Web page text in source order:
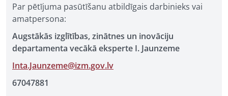
Par pētījuma pasūtīšanu atbildīgais darbinieks vai
amatpersona:
Augstākās izglītības, zinātnes un inovāciju
departamenta vecākā eksperte I. Jaunzeme
Inta.Jaunzeme@izm.gov.lv
67047881